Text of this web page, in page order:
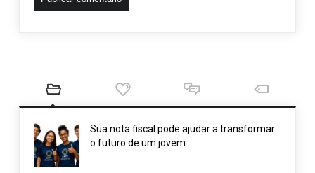
Sua nota fiscal pode ajudar a transformar
o futuro de um jovem